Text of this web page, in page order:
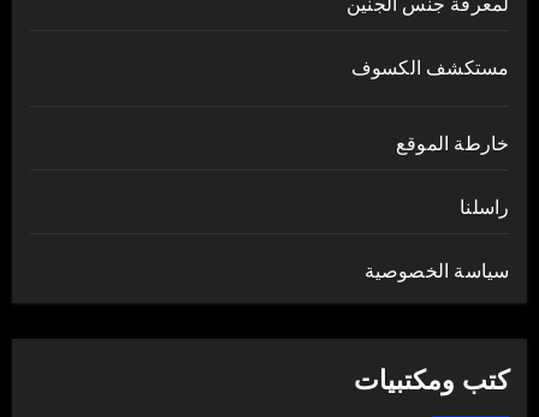
لمعرفة جنس الجنين
مستكشف الكسوف
خارطة الموقع
راسلنا
سياسة الخصوصية
كتب ومكتبيات